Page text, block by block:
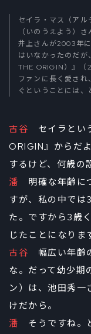
セイラ・マス（ア
（いのうえよう）
井上さんが2003年
はいなかったのだが
THE ORIGIN）』（
ファンに長く愛さ
ぐということには、
古谷 セイラとい
ORIGIN』からだ
するけど、何歳の
潘 明確な年齢に
すが、私の中で
た。ですから3歳
じたことになりま
古谷 幅広い年齢
な。だって幼少期
ン）は、池田秀一
けだから。
潘 そうですね。